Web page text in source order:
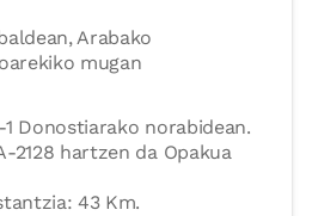
Arabako
mugan
Donostiarako norabidean.
2128 hartzen da Opakua
43 Km.